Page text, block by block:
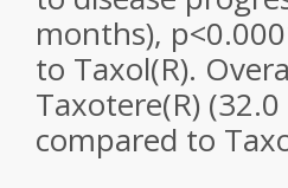
months),
to Taxol(R).
Taxotere(R)
compared to